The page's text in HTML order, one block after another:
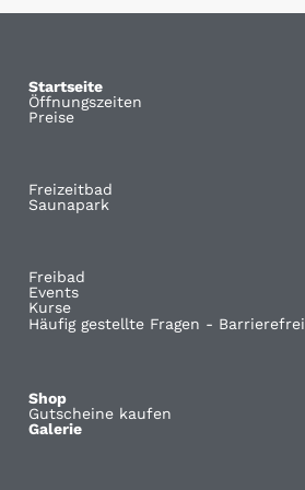
Startseite
Öffnungszeiten
Preise
Freizeitbad
Saunapark
Freibad
Events
Kurse
Häufig gestellte Fragen - Barrierefrei
Shop
Gutscheine kaufen
Galerie